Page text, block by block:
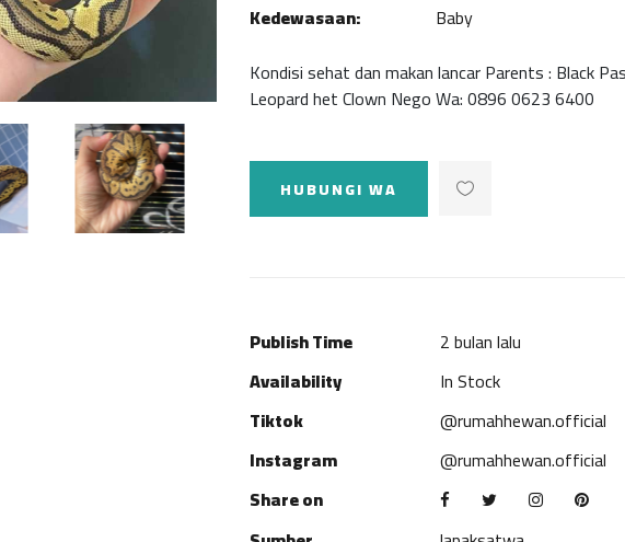
Kedewasaan:
Baby
Kondisi sehat dan makan lancar Parents : Black
Leopard het Clown Nego Wa: 0896 0623 6400
HUBUNGI WA
Publish Time
2 bulan lalu
Availability
In Stock
Tiktok
@rumahhewan.official
Instagram
@rumahhewan.official
Share on